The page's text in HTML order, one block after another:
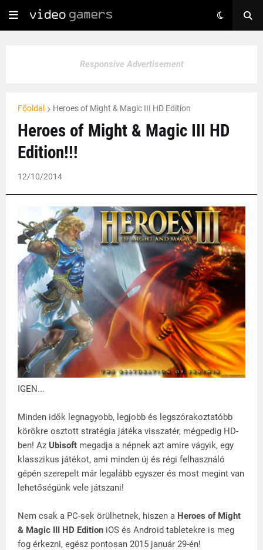
Responsive Advertisement
Főoldal Heroes of Might & Magic III HD Edition
Heroes of Might & Magic III HD
Edition!!!
12/10/2014
IGEN...
Minden idők legnagyobb, legjobb és legszórakoztatóbb
körökre osztott stratégia játéka visszatér, mégpedig HD-
ben! Az Ubisoft megadja a népnek azt amire vágyik, egy
klasszikus játékot, ami minden új és régi felhasználó
gépén szerepelt már legalább egyszer és most megint van
lehetőségünk vele játszani!
Nem csak a PC-sek örülhetnek, hiszen a Heroes of Might
& Magic III HD Edition iOS és Android tabletekre is meg
fog érkezni, egész pontosan 2015 január 29-én!